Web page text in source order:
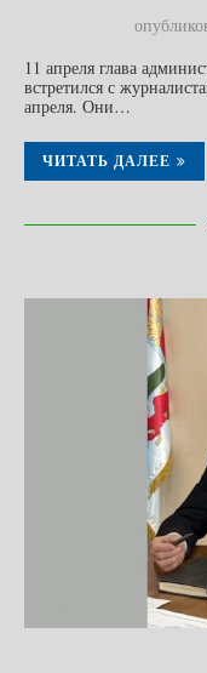
11 апреля глава
встретился с
апреля. Они…
ЧИТАТЬ ДАЛЕЕ